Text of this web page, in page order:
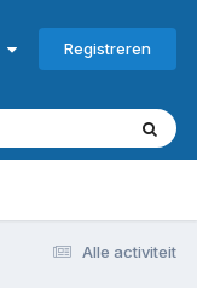
Registreren
Alle activiteit